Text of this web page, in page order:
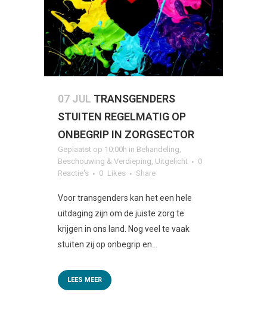
07 JUL TRANSGENDERS
STUITEN REGELMATIG OP
ONBEGRIP IN ZORGSECTOR
Geplaatst op 10:00h in Behandeling,
Beschouwing & Verdieping, Uitgelicht
0
Reactie's
0 Likes Share
Voor transgenders kan het een hele
uitdaging zijn om de juiste zorg te
krijgen in ons land. Nog veel te vaak
stuiten zij op onbegrip en...
LEES MEER